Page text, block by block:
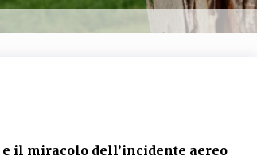
il miracolo dell’incidente aereo